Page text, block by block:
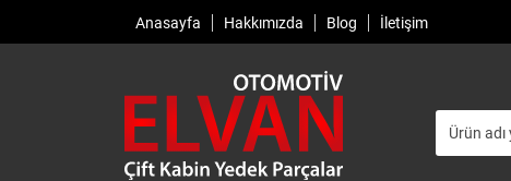
Anasayfa Hakkımızda Blog İletişim